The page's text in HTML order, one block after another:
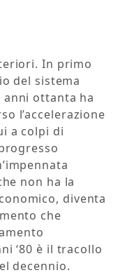
In primo
del sistema
anni ottanta ha
l’accelerazione
a colpi di
non ha la
diventa
che
‘80 è il tracollo
decennio.